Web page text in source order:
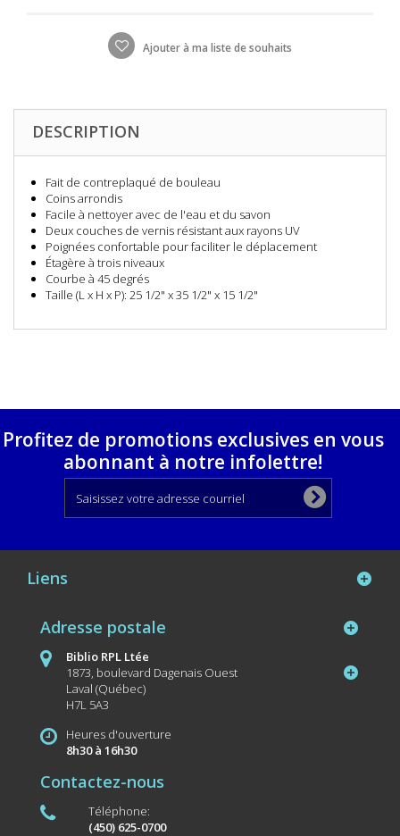
Ajouter à ma liste de souhaits
DESCRIPTION
Fait de contreplaqué de bouleau
Coins arrondis
Facile à nettoyer avec de l'eau et du savon
Deux couches de vernis résistant aux rayons UV
Poignées confortable pour faciliter le déplacement
Étagère à trois niveaux
Courbe à 45 degrés
Taille (L x H x P): 25 1/2" x 35 1/2" x 15 1/2"
Profitez de promotions exclusives en vous
abonnant à notre infolettre!
Liens
Adresse postale
Biblio RPL Ltée
1873, boulevard Dagenais Ouest
Laval (Québec)
H7L 5A3
Heures d'ouverture
8h30 à 16h30
Contactez-nous
Téléphone:
(450) 625-0700